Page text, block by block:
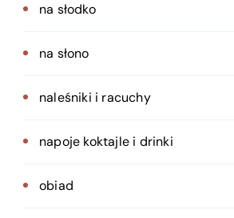
na słodko
na słono
naleśniki i racuchy
napoje koktajle i drinki
obiad